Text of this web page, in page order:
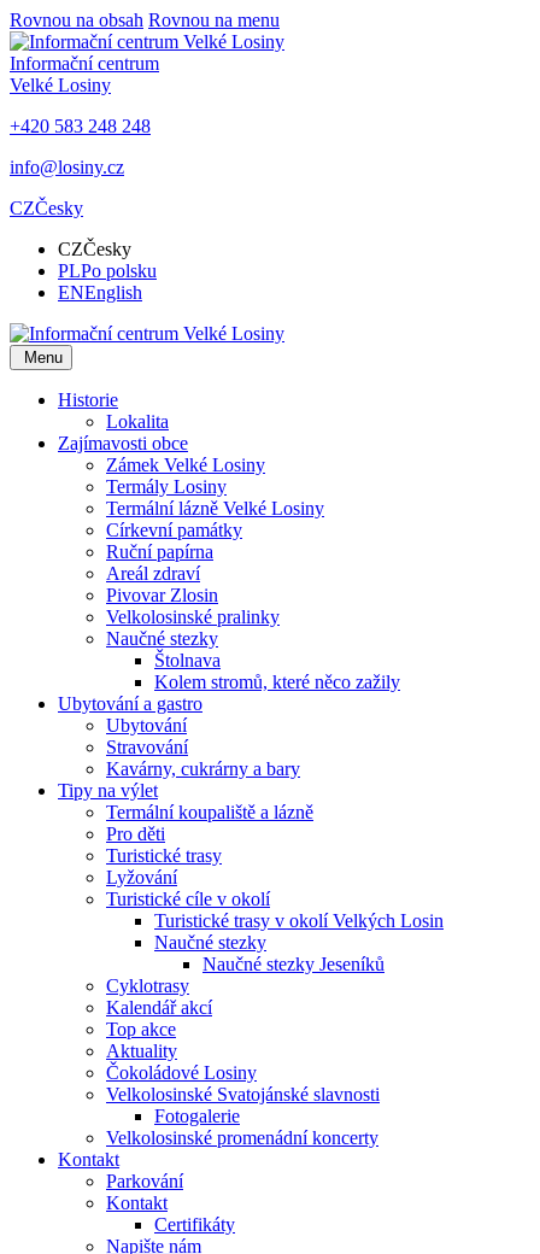
Rovnou na obsah Rovnou na menu
Informační centrum
Velké Losiny
+420 583 248 248
info@losiny.cz
CZČesky
CZČesky
PLPo polsku
ENEnglish
Menu
Historie
Lokalita
Zajímavosti obce
Zámek Velké Losiny
Termály Losiny
Termální lázně Velké Losiny
Církevní památky
Ruční papírna
Areál zdraví
Pivovar Zlosin
Velkolosinské pralinky
Naučné stezky
Štolnava
Kolem stromů, které něco zažily
Ubytování a gastro
Ubytování
Stravování
Kavárny, cukrárny a bary
Tipy na výlet
Termální koupaliště a lázně
Pro děti
Turistické trasy
Lyžování
Turistické cíle v okolí
Turistické trasy v okolí Velkých Losin
Naučné stezky
Naučné stezky Jeseníků
Cyklotrasy
Kalendář akcí
Top akce
Aktuality
Čokoládové Losiny
Velkolosinské Svatojánské slavnosti
Fotogalerie
Velkolosinské promenádní koncerty
Kontakt
Parkování
Kontakt
Certifikáty
Napište nám